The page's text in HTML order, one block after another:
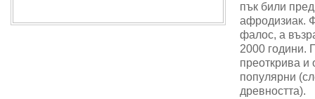
пък били
афродизиак.
фалос, а
2000 години.
преоткрива и
популярни
древността).